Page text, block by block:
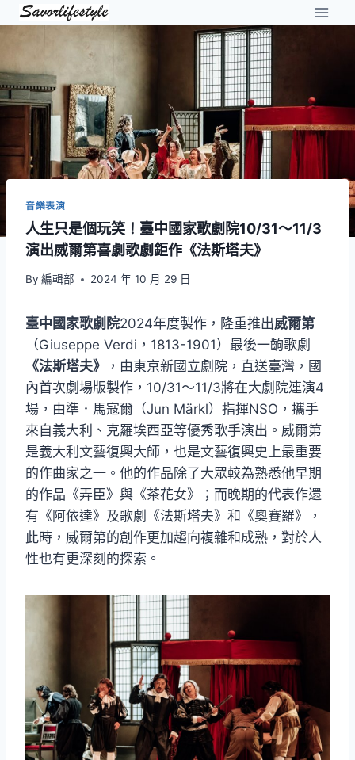
Skip
音樂表演
人生只是個玩笑！臺中國家歌劇院10/31～11/3
演出威爾第喜劇歌劇鉅作《法斯塔夫》
By 編輯部 2024 年 10 月 29 日
臺中國家歌劇院2024年度製作，隆重推出威爾第
（Giuseppe Verdi，1813-1901）最後一齣歌劇
《法斯塔夫》
，由東京新國立劇院，直送臺灣，國
內首次劇場版製作，10/31～11/3將在大劇院連演4
場，由準．馬寇爾（Jun Märkl）指揮NSO，攜手
來自義大利、克羅埃西亞等優秀歌手演出。威爾第
是義大利文藝復興大師，也是文藝復興史上最重要
的作曲家之一。他的作品除了大眾較為熟悉他早期
的作品《弄臣》與《茶花女》；而晚期的代表作還
有《阿依達》及歌劇《法斯塔夫》和《奧賽羅》，
此時，威爾第的創作更加趨向複雜和成熟，對於人
性也有更深刻的探索。